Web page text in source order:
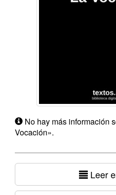
No hay más información
Vocación».
Leer